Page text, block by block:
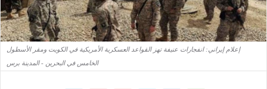
إعلام إيراني: انفجارات عنيفة تهز القواعد العسكرية الأمريكية في الكويت ومقر الأسطول
الخامس في البحرين - المدينة برس